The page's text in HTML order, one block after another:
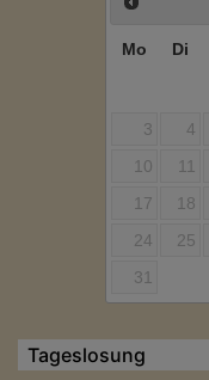
Mo Di
3
4
10
11
17
18
24
25
31
Tageslosung